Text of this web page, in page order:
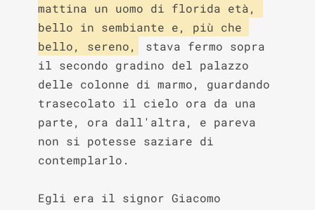
mattina un uomo di florida età,
bello in sembiante e, più che
bello, sereno,
stava fermo sopra
il secondo gradino del palazzo
delle colonne di marmo, guardando
trasecolato il cielo ora da una
parte, ora dall'altra, e pareva
non si potesse saziare di
contemplarlo.
Egli era il signor Giacomo